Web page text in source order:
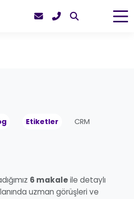
Etiketler CRM
6 makaleile detaylı
uzman görüşleri ve